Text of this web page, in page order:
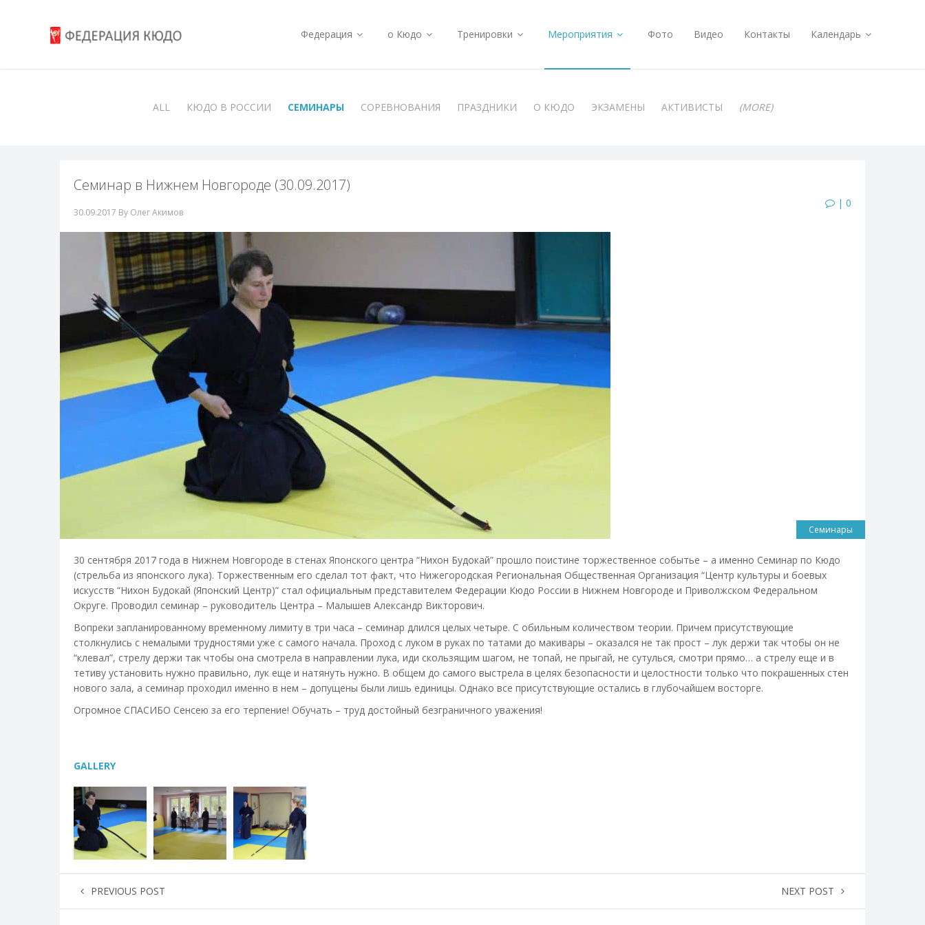
Федерация о Кюдо Тренировки Мероприятия Фото Видео Контакты Календарь
ALL КЮДО В РОССИИ СЕМИНАРЫ СОРЕВНОВАНИЯ ПРАЗДНИКИ О КЮДО ЭКЗАМЕНЫ АКТИВИСТЫ (MORE)
Семинар в Нижнем Новгороде (30.09.2017)
30.09.2017 By Олег Акимов
| 0
Семинары
30 сентября 2017 года в Нижнем Новгороде в стенах Японского центра “Нихон Будокай” прошло поистине торжественное событье – а именно Семинар по Кюдо
(стрельба из японского лука). Торжественным его сделал тот факт, что Нижегородская Региональная Общественная Организация “Центр культуры и боевых
искусств “Нихон Будокай (Японский Центр)” стал официальным представителем Федерации Кюдо России в Нижнем Новгороде и Приволжском Федеральном
Округе. Проводил семинар – руководитель Центра – Малышев Александр Викторович.
Вопреки запланированному временному лимиту в три часа – семинар длился целых четыре. С обильным количеством теории. Причем присутствующие
столкнулись с немалыми трудностями уже с самого начала. Проход с луком в руках по татами до макивары – оказался не так прост – лук держи так чтобы он не
“клевал”, стрелу держи так чтобы она смотрела в направлении лука, иди скользящим шагом, не топай, не прыгай, не сутулься, смотри прямо… а стрелу еще и в
тетиву установить нужно правильно, лук еще и натянуть нужно. В общем до самого выстрела в целях безопасности и целостности только что покрашенных стен
нового зала, а семинар проходил именно в нем – допущены были лишь единицы. Однако все присутствующие остались в глубочайшем восторге.
Огромное СПАСИБО Сенсею за его терпение! Обучать – труд достойный безграничного уважения!
GALLERY
PREVIOUS POST NEXT POST